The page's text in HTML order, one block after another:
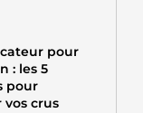
pour
: les 5
pour
crus